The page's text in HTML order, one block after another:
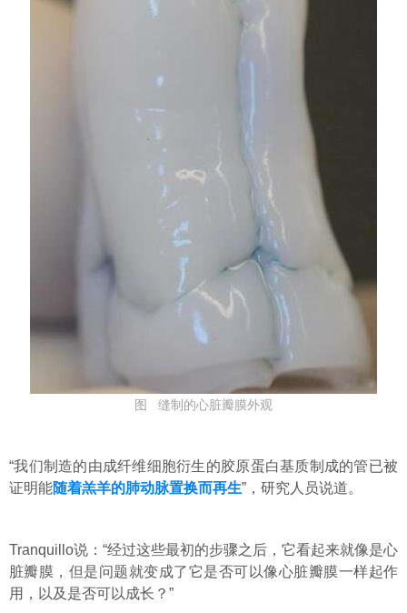
图 缝制的心脏瓣膜外观
“我们制造的由成纤维细胞衍生的胶原蛋白基质制成的管已被
证明能随着羔羊的肺动脉置换而再生”，研究人员说道。
Tranquillo说：“经过这些最初的步骤之后，它看起来就像是心
脏瓣膜，但是问题就变成了它是否可以像心脏瓣膜一样起作
用，以及是否可以成长？”